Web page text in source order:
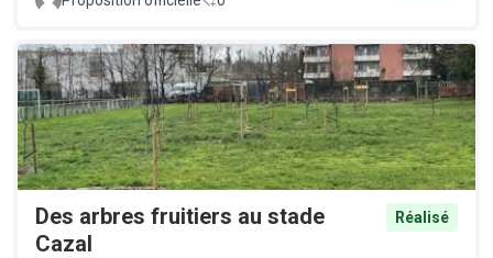
Des arbres fruitiers au stade
Cazal
Réalisé